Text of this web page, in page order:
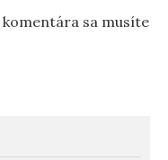
sa musíte